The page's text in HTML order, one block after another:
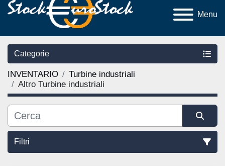
Menu
Categorie
INVENTARIO
Turbine industriali
Altro Turbine industriali
Filtri